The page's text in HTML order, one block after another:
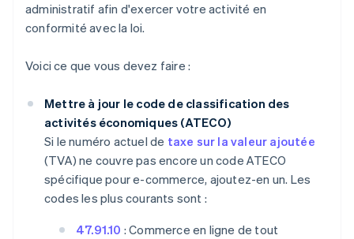
administratif afin d'exercer votre activité en
conformité avec la loi.
Voici ce que vous devez faire :
Mettre à jour le code de classification des
activités économiques (ATECO)
Si le numéro actuel de taxe sur la valeur ajoutée
(TVA) ne couvre pas encore un code ATECO
spécifique pour e-commerce, ajoutez-en un. Les
codes les plus courants sont :
47.91.10 : Commerce en ligne de tout